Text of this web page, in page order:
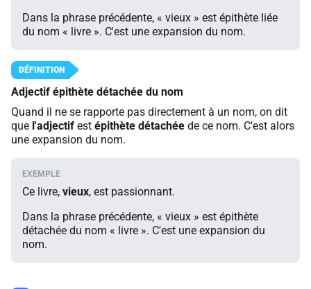
Dans la phrase précédente, « vieux » est épithète liée
du nom « livre ». C'est une expansion du nom.
Adjectif épithète détachée du nom
Quand il ne se rapporte pas directement à un nom, on dit
que l'adjectif est épithète détachée de ce nom. C'est alors
une expansion du nom.
Ce livre, vieux, est passionnant.
Dans la phrase précédente, « vieux » est épithète
détachée du nom « livre ». C'est une expansion du
nom.